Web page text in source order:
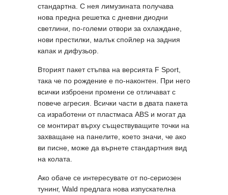
стандартна. С нея лимузината получава
нова предна решетка с дневни диодни
светлини, по-големи отвори за охлаждане,
нови престилки, малък спойлер на задния
капак и дифузьор.
Вторият пакет стъпва на версията F Sport,
така че по рождение е по-наконтен. При него
всички изброени промени се отличават с
повече агресия. Всички части в двата пакета
са изработени от пластмаса ABS и могат да
се монтират върху съществуващите точки на
захващане на панелите, което значи, че ако
ви писне, може да върнете стандартния вид
на колата.
Ако обаче се интересувате от по-сериозен
тунинг, Wald предлага нова изпускателна